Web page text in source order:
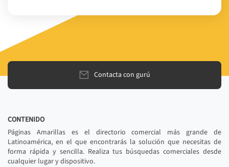
Contacta con gurú
CONTENIDO
Páginas Amarillas es el directorio comercial más grande de
Latinoamérica, en el que encontrarás la solución que necesitas de
forma rápida y sencilla. Realiza tus búsquedas comerciales desde
cualquier lugar y dispositivo.